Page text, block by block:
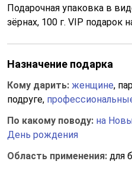
Подарочная упаковка в
зёрнах, 100 г. VIP подарок
Назначение подарка
Кому дарить: женщине,
подруге,
По какому поводу: на
День рождения
Область применения: для